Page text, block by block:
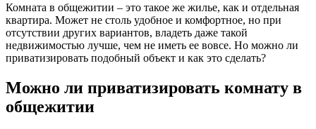
Комната в общежитии – это такое же жилье, как и отдельная
квартира. Может не столь удобное и комфортное, но при
отсутствии других вариантов, владеть даже такой
недвижимостью лучше, чем не иметь ее вовсе. Но можно ли
приватизировать подобный объект и как это сделать?
Можно ли приватизировать комнату в
общежитии